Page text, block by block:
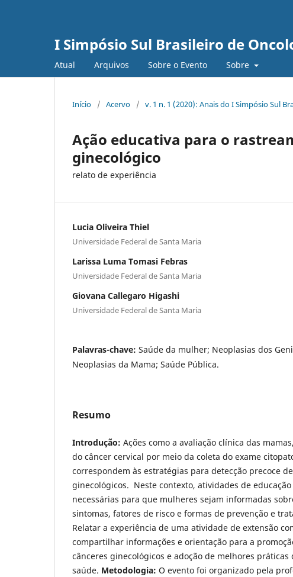
I Simpósio Sul Brasileiro de
Atual Arquivos Sobre o Evento Sobre
Início / Acervo / v. 1 n. 1 (2020): Anais do I Simpósio Sul
Ação educativa para o
ginecológico
relato de experiência
Lucia Oliveira Thiel
Universidade Federal de Santa Maria
Larissa Luma Tomasi Febras
Universidade Federal de Santa Maria
Giovana Callegaro Higashi
Universidade Federal de Santa Maria
Palavras-chave: Saúde da mulher; Neoplasias dos
Neoplasias da Mama; Saúde Pública.
Resumo
Introdução: Ações como a avaliação clínica das
do câncer cervical por meio da coleta do exame
correspondem às estratégias para detecção precoce
ginecológicos. Neste contexto, atividades de
necessárias para que mulheres sejam informadas
sintomas, fatores de risco e formas de prevenção e
Relatar a experiência de uma atividade de extensão
compartilhar informações e orientação para a
cânceres ginecológicos e adoção de melhores práticas
saúde. Metodologia: O evento foi organizado pela